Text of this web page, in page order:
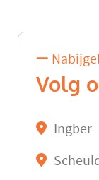
Volg
Ingber